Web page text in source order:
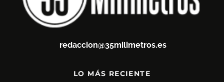
redaccion@35milimetros.es
LO MÁS RECIENTE